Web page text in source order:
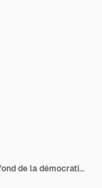
Journée internationale du design plat du fond de la démocratie avec vote